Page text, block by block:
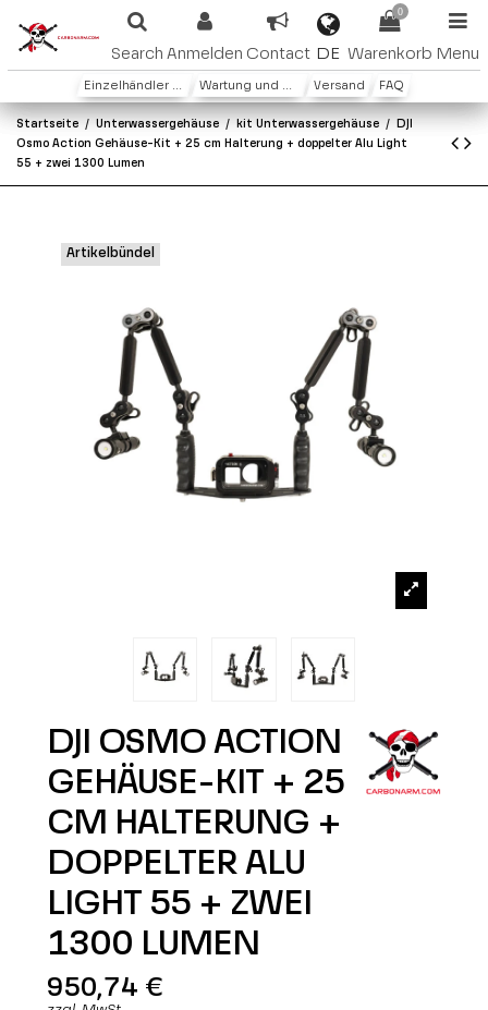
Search Anmelden Contact DE
0
Warenkorb Menu
Einzelhändler oder Distributoren Wartung und Garantie Versand FAQ
Startseite Unterwassergehäuse kit Unterwassergehäuse
DJI
Osmo Action Gehäuse-Kit + 25 cm Halterung + doppelter Alu Light
55 + zwei 1300 Lumen
Artikelbündel
DJI OSMO ACTION
GEHÄUSE-KIT + 25
CM HALTERUNG +
DOPPELTER ALU
LIGHT 55 + ZWEI
1300 LUMEN
950,74 €